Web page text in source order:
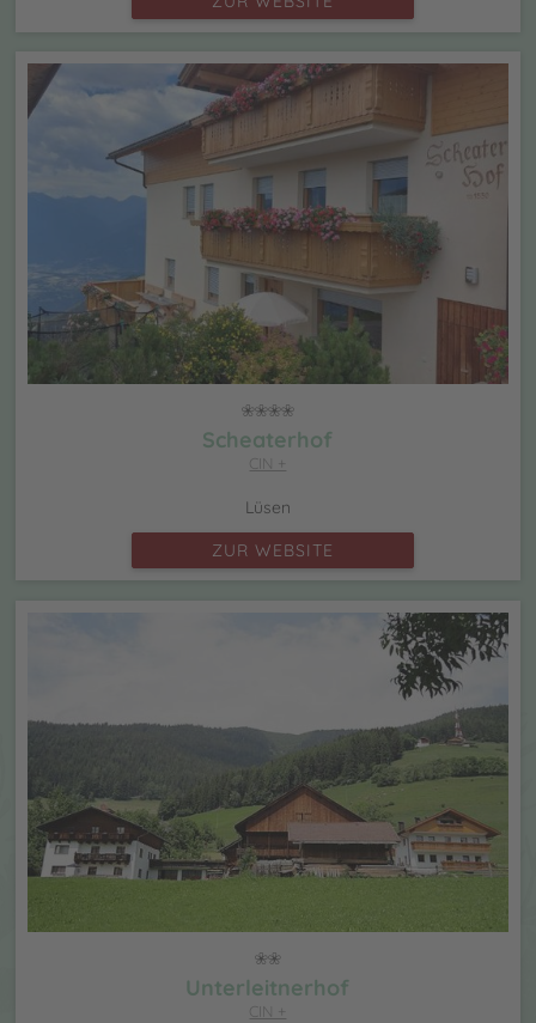
Scheaterhof
CIN +
Lüsen
ZUR WEBSITE
Unterleitnerhof
CIN +